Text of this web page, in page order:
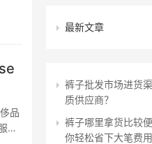
品
、
最新文章
裤子批发市场进货
质供应商？
裤子哪里拿货比较
你轻松省下大笔费用